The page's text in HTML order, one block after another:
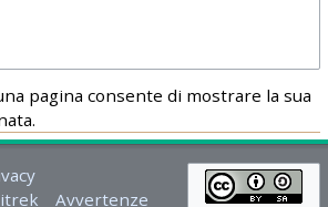
pagina consente di mostrare la sua
Avvertenze